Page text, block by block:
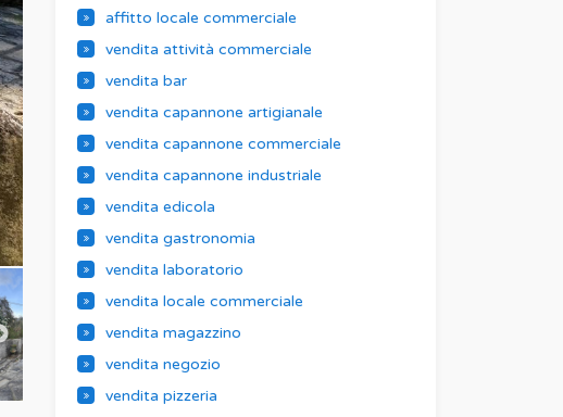
affitto locale commerciale
vendita attività commerciale
vendita bar
vendita capannone artigianale
vendita capannone commerciale
vendita capannone industriale
vendita edicola
vendita gastronomia
vendita laboratorio
vendita locale commerciale
vendita magazzino
vendita negozio
vendita pizzeria